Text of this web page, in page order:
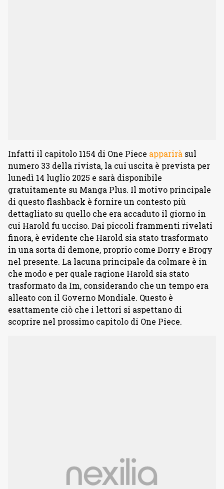
Infatti il capitolo 1154 di One Piece apparirà sul
numero 33 della rivista, la cui uscita è prevista per
lunedì 14 luglio 2025 e sarà disponibile
gratuitamente su Manga Plus. Il motivo principale
di questo flashback è fornire un contesto più
dettagliato su quello che era accaduto il giorno in
cui Harold fu ucciso. Dai piccoli frammenti rivelati
finora, è evidente che Harold sia stato trasformato
in una sorta di demone, proprio come Dorry e Brogy
nel presente. La lacuna principale da colmare è in
che modo e per quale ragione Harold sia stato
trasformato da Im, considerando che un tempo era
alleato con il Governo Mondiale. Questo è
esattamente ciò che i lettori si aspettano di
scoprire nel prossimo capitolo di One Piece.